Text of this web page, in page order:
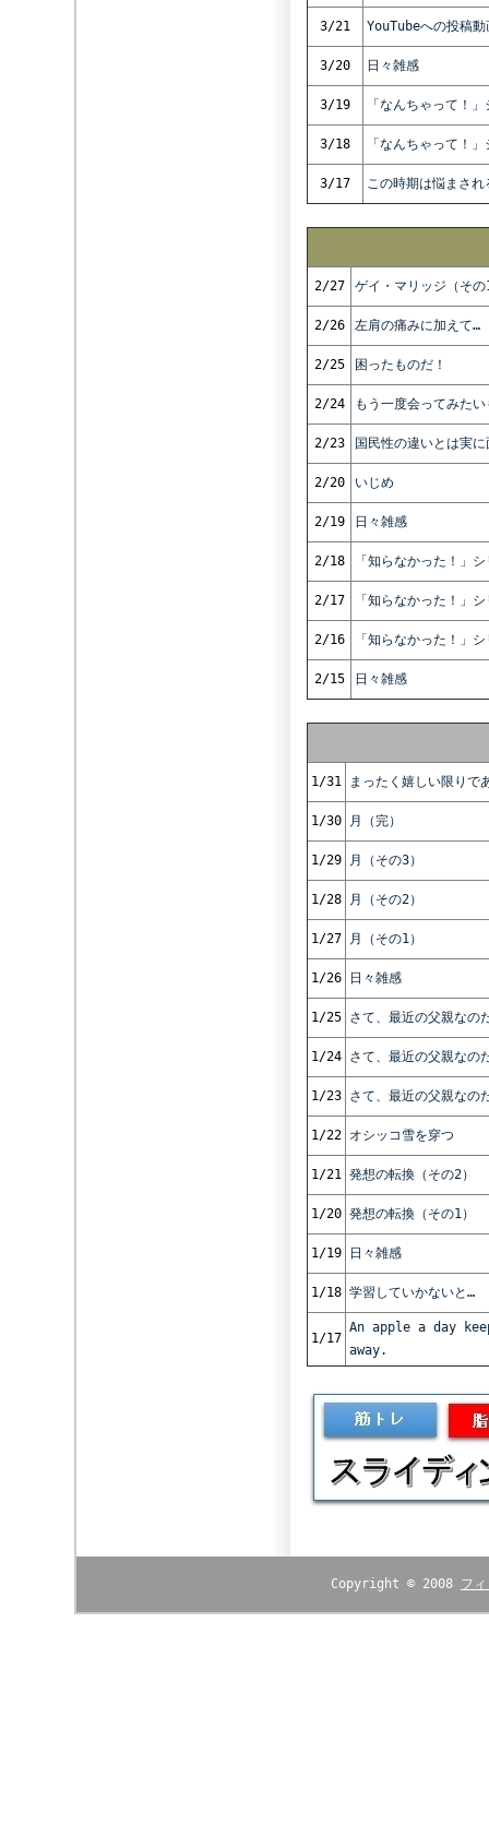
3/21 YouTubeへの投稿
3/20 日々雑感
3/19 「なんちゃって！
3/18 「なんちゃって！
3/17 この時期は悩まされ
2/27 ゲイ・マリッジ（その
2/26 左肩の痛みに加えて…
2/25 困ったものだ！
2/24 もう一度会ってみた
2/23 国民性の違いとは実
2/20 いじめ
2/19 日々雑感
2/18 「知らなかった！」
2/17 「知らなかった！」
2/16 「知らなかった！」
2/15 日々雑感
1/31 まったく嬉しい限りで
1/30 月（完）
1/29 月（その3）
1/28 月（その2）
1/27 月（その1）
1/26 日々雑感
1/25 さて、最近の父親なの
1/24 さて、最近の父親なの
1/23 さて、最近の父親なの
1/22 オシッコ雪を穿つ
1/21 発想の転換（その2）
1/20 発想の転換（その1）
1/19 日々雑感
1/18 学習していかないと…
1/17
An apple a day
away.
Copyright © 2008 フ